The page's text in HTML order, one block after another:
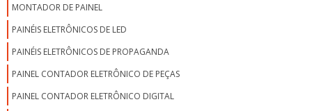
MONTADOR DE PAINEL
PAINÉIS ELETRÔNICOS DE LED
PAINÉIS ELETRÔNICOS DE PROPAGANDA
PAINEL CONTADOR ELETRÔNICO DE PEÇAS
PAINEL CONTADOR ELETRÔNICO DIGITAL